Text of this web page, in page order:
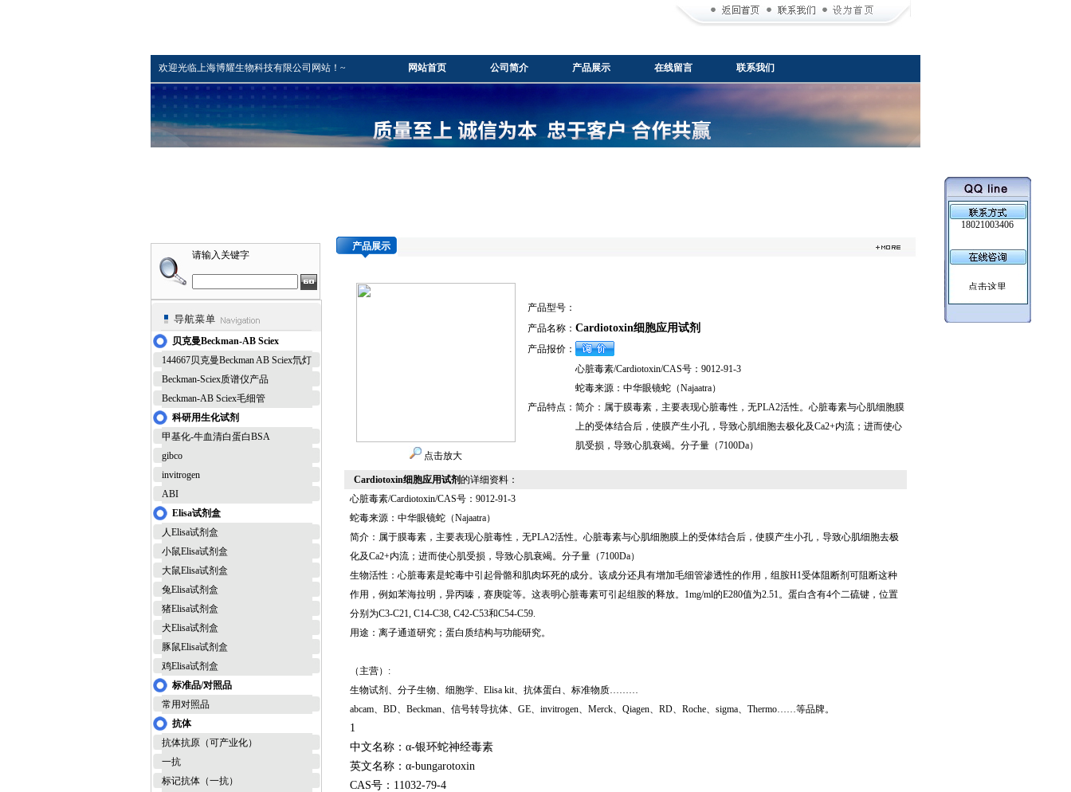
欢迎光临上海博耀生物科技有限公司网站！~ 网站首页 公司简介 产品展示 在线留言 联系我们
18021003406
请输入关键字
贝克曼Beckman-AB Sciex
144667贝克曼Beckman AB Sciex氘灯
Beckman-Sciex质谱仪产品
Beckman-AB Sciex毛细管
科研用生化试剂
甲基化-牛血清白蛋白BSA
gibco
invitrogen
ABI
Elisa试剂盒
人Elisa试剂盒
小鼠Elisa试剂盒
大鼠Elisa试剂盒
兔Elisa试剂盒
猪Elisa试剂盒
犬Elisa试剂盒
豚鼠Elisa试剂盒
鸡Elisa试剂盒
标准品/对照品
常用对照品
抗体
抗体抗原（可产业化）
一抗
标记抗体（一抗）
产品展示
点击放大
产品型号：
产品名称： Cardiotoxin细胞应用试剂
产品报价：
产品特点：
心脏毒素/Cardiotoxin/CAS号：9012-91-3
蛇毒来源：中华眼镜蛇（Najaatra）
简介：属于膜毒素，主要表现心脏毒性，无PLA2活性。心脏毒素与心肌细胞膜
上的受体结合后，使膜产生小孔，导致心肌细胞去极化及Ca2+内流；进而使心
肌受损，导致心肌衰竭。分子量（7100Da）
Cardiotoxin细胞应用试剂的详细资料：
心脏毒素/Cardiotoxin/CAS号：9012-91-3
蛇毒来源：中华眼镜蛇（Najaatra）
简介：属于膜毒素，主要表现心脏毒性，无PLA2活性。心脏毒素与心肌细胞膜上的受体结合后，使膜产生小孔，导致心肌细胞去极
化及Ca2+内流；进而使心肌受损，导致心肌衰竭。分子量（7100Da）
生物活性：心脏毒素是蛇毒中引起骨骼和肌肉坏死的成分。该成分还具有增加毛细管渗透性的作用，组胺H1受体阻断剂可阻断这种
作用，例如苯海拉明，异丙嗪，赛庚啶等。这表明心脏毒素可引起组胺的释放。1mg/ml的E280值为2.51。蛋白含有4个二硫键，位置
分别为C3-C21, C14-C38, C42-C53和C54-C59.
用途：离子通道研究；蛋白质结构与功能研究。
（主营）:
生物试剂、分子生物、细胞学、Elisa kit、抗体蛋白、标准物质………
abcam、BD、Beckman、信号转导抗体、GE、invitrogen、Merck、Qiagen、RD、Roche、sigma、Thermo……等品牌。
1
中文名称：α-银环蛇神经毒素
英文名称：α-bungarotoxin
CAS号：11032-79-4